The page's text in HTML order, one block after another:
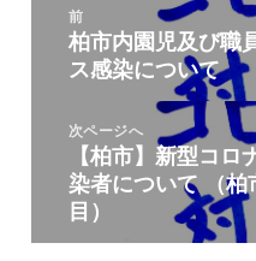
前
前
の
稿:
柏市内園児及び職
ス感染について
次ページへ
の
投
稿:
【柏市】新型コ
染者について （
目）